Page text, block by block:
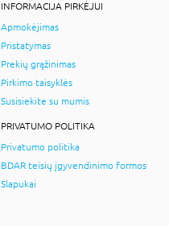
INFORMACIJA PIRKĖJUI
Apmokėjimas
Pristatymas
Prekių grąžinimas
Pirkimo taisyklės
Susisiekite su mumis
PRIVATUMO POLITIKA
Privatumo politika
BDAR teisių įgyvendinimo formos
Slapukai